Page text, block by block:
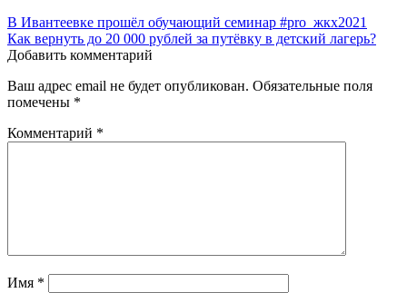
В Ивантеевке прошёл обучающий семинар #pro_жкх2021
Как вернуть до 20 000 рублей за путёвку в детский лагерь?
Добавить комментарий
Ваш адрес email не будет опубликован. Обязательные поля
помечены *
Комментарий *
Имя *